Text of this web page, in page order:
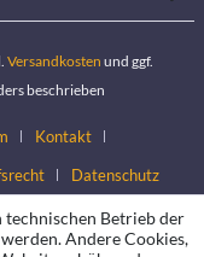
Versandkosten und ggf.
beschrieben
Kontakt
Datenschutz
technischen Betrieb der
Andere Cookies,